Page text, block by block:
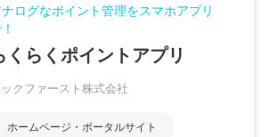
ナログなポイント管理をスマホアプリ
くらくポイントアプリ
クファースト株式会社
ホームページ・ポータルサイト